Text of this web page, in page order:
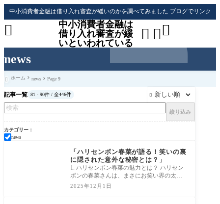
news
中小消費者金融は借り入れ審査が緩いのかを調べてみました ブログでリンク
中小消費者金融は
借り入れ審査が緩
いといわれている
 

 ホーム news Page 9
記事一覧 81 - 90件 / 全446件 
絞り込み
カテゴリー
news
「ハリセンボン春菜が語る！笑いの裏
に隠された意外な秘密とは？」
1. ハリセンボン春菜の魅力とは？ ハリセン
ボンの春菜さんは、まさにお笑い界の太陽
のような存在です。彼女の明るい笑顔と愛
2025年12月1日